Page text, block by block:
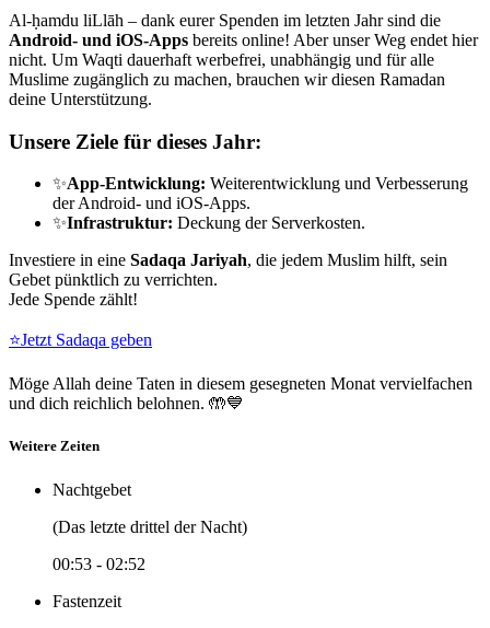
Al-ḥamdu liLlāh – dank eurer Spenden im letzten Jahr sind die
Android- und iOS-Apps bereits online! Aber unser Weg endet hier
nicht. Um Waqti dauerhaft werbefrei, unabhängig und für alle
Muslime zugänglich zu machen, brauchen wir diesen Ramadan
deine Unterstützung.
Unsere Ziele für dieses Jahr:
✨App-Entwicklung: Weiterentwicklung und Verbesserung
der Android- und iOS-Apps.
✨Infrastruktur: Deckung der Serverkosten.
Investiere in eine Sadaqa Jariyah, die jedem Muslim hilft, sein
Gebet pünktlich zu verrichten.
Jede Spende zählt!
⭐Jetzt Sadaqa geben
Möge Allah deine Taten in diesem gesegneten Monat vervielfachen
und dich reichlich belohnen. 🤲💙
Weitere Zeiten
Nachtgebet
(Das letzte drittel der Nacht)
00:53 - 02:52
Fastenzeit